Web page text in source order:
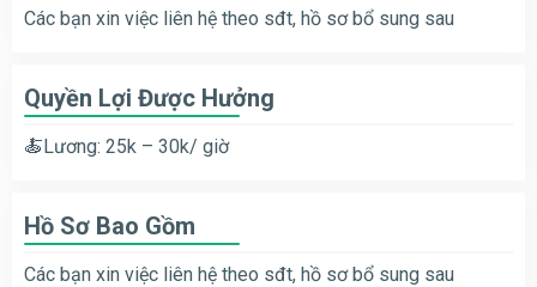
Các bạn xin việc liên hệ theo sđt, hồ sơ bổ sung sau
Quyền Lợi Được Hưởng
🍝Lương: 25k – 30k/ giờ
Hồ Sơ Bao Gồm
Các bạn xin việc liên hệ theo sđt, hồ sơ bổ sung sau